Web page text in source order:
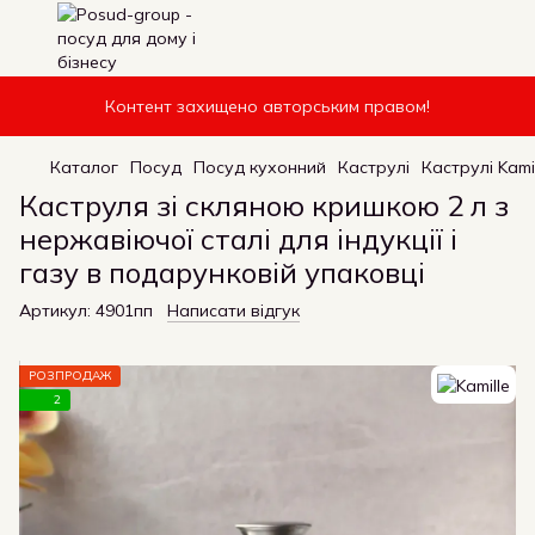
Контент захищено авторським правом!
Каталог Посуд Посуд кухонний Каструлі Каструлі
Каструля зі скляною кришкою 2 л з
нержавіючої сталі для індукції і
газу в подарунковій упаковці
Артикул: 4901пп Написати відгук
РОЗПРОДАЖ
2